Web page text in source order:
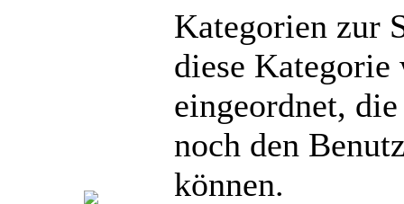
Kategorien zur
diese
eingeordnet,
noch den
können.